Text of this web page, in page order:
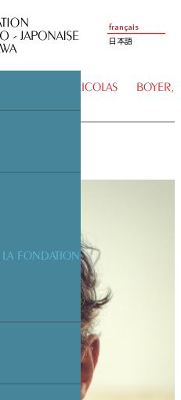
français
日本語
FONDATION
AVEC NICOLAS BOYER,